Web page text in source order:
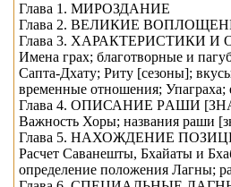
Глава 1. МИРОЗДАНИЕ
Глава 2. ВЕЛИКИЕ
Глава 3. ХАРАКТЕРИСТИКИ
Имена грах; благотворные и
Сапта-Дхату; Риту [сезоны];
временные отношения;
Глава 4. ОПИСАНИЕ РAШИ
Важность Хоры; названия рaши
Глава 5. НАХОЖДЕНИЕ
Расчет Сaванешты, Бхайaты и
определение положения Лагны;